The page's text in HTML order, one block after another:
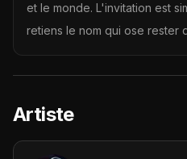
et le monde. L'invitation est
retiens le nom qui ose rester
Artiste